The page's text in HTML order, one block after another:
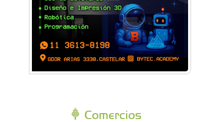
Comercios